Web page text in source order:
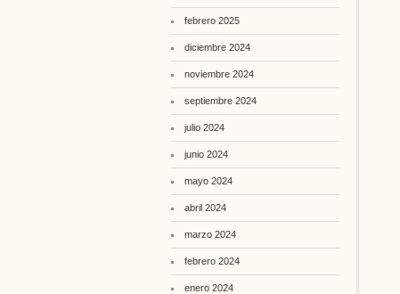
febrero 2025
diciembre 2024
noviembre 2024
septiembre 2024
julio 2024
junio 2024
mayo 2024
abril 2024
marzo 2024
febrero 2024
enero 2024